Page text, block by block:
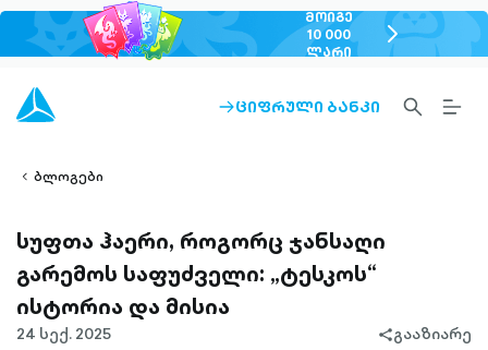
ᲛᲝᲘᲒᲔ
10 000
ᲚᲐᲠᲘ
chevron-
right-
ARROW-
ᲪᲘᲤᲠᲣᲚᲘ ᲑᲐᲜᲙᲘ
SEARCH-
OUTLINED
ბლოგები
სუფთა ჰაერი, როგორც ჯანსაღი
გარემოს საფუძველი: „ტესკოს“
ისტორია და მისია
24 სექ. 2025
share-
გააზიარე